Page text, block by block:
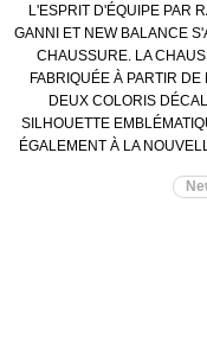
L'ESPRIT D'ÉQUIPE PAR
GANNI ET NEW BALANCE
CHAUSSURE. LA
FABRIQUÉE À PARTIR
DEUX COLORIS
SILHOUETTE
ÉGALEMENT À LA